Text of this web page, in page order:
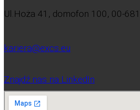
Ul.Hoża 41, domofon 100, 00-
kariera@excs.eu
Znajdź nas na LinkedIn